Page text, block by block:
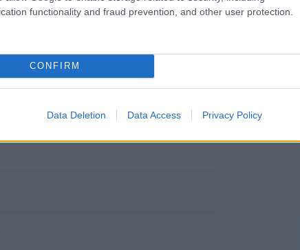
functionality and fraud prevention, and other user protection.
CONFIRM
Data Deletion Data Access Privacy Policy
megtaláld a glamour.hu